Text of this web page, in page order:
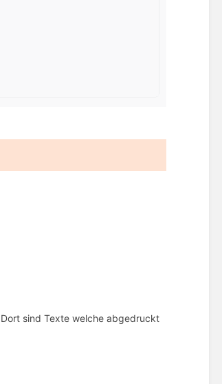
sind Texte welche abgedruckt